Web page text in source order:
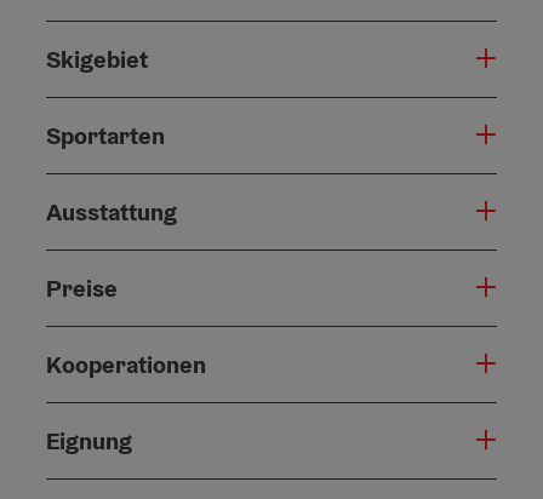
Skigebiet
Sportarten
Ausstattung
Preise
Kooperationen
Eignung